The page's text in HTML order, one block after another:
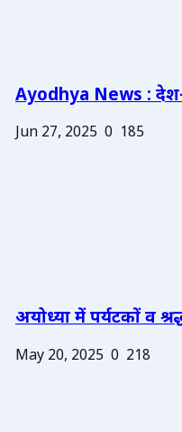
Ayodhya News : देश-
Jun 27, 2025 0 185
अयोध्या में पर्यटकों व
May 20, 2025 0 218